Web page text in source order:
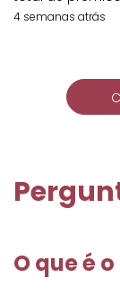
4 semanas atrás
O que é